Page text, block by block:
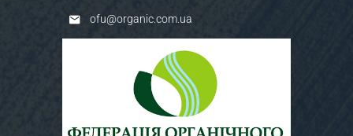
ofu@organic.com.ua